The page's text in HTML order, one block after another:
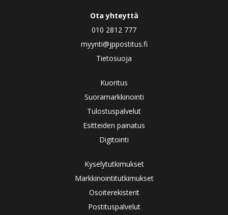
Ota yhteyttä
010 2812 777
myynti@jppostitus.fi
Tietosuoja
Kuoritus
Suoramarkkinointi
Tulostuspalvelut
Esitteiden painatus
Digitointi
Kyselytutkimukset
Markkinointitutkimukset
Osoiterekisterit
Postituspalvelut